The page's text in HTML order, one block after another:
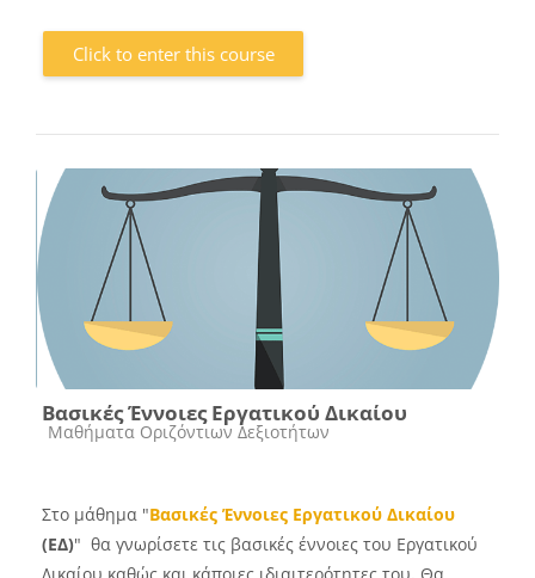
Click to enter this course
Βασικές Έννοιες Εργατικού Δικαίου
Course category
Μαθήματα Οριζόντιων Δεξιοτήτων
Στο μάθημα "Βασικές Έννοιες Εργατικού Δικαίου
(ΕΔ)" θα γνωρίσετε τις βασικές έννοιες του Εργατικού